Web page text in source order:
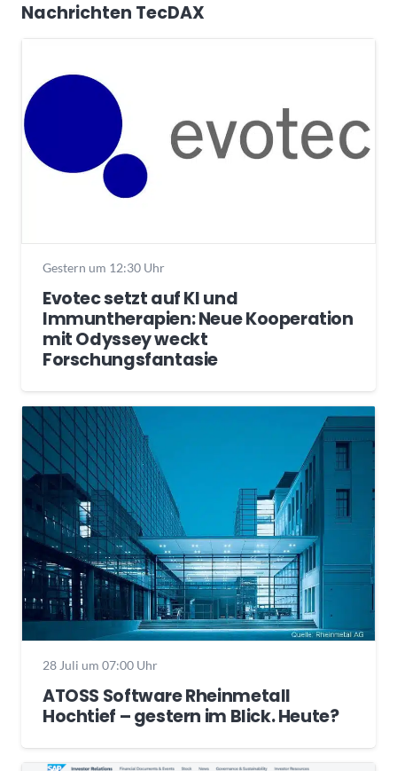
Nachrichten TecDAX
Gestern um 12:30 Uhr
Evotec setzt auf KI und
Immuntherapien: Neue Kooperation
mit Odyssey weckt
Forschungsfantasie
28 Juli um 07:00 Uhr
ATOSS Software Rheinmetall
Hochtief – gestern im Blick. Heute?